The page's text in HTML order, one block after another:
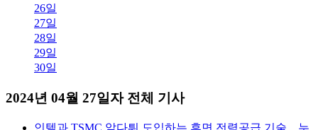
26일
27일
28일
29일
30일
2024년 04월 27일자 전체 기사
인텔과 TSMC 앞다퉈 도입하는 후면 전력공급 기술…누